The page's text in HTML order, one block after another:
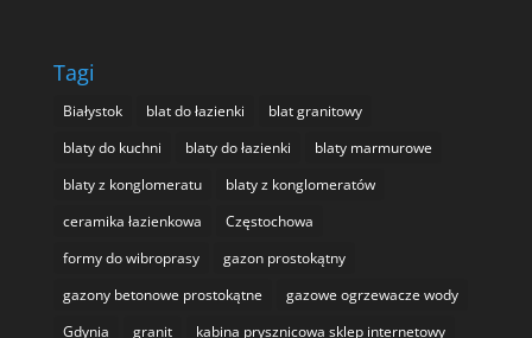
Tagi
Białystok blat do łazienki
blat granitowy
blaty do kuchni
blaty do łazienki
blaty marmurowe
blaty z konglomeratu
blaty z konglomeratów
ceramika łazienkowa
Częstochowa
formy do wibroprasy
gazon prostokątny
gazony betonowe prostokątne
gazowe ogrzewacze wody
Gdynia
granit
kabina prysznicowa sklep internetowy